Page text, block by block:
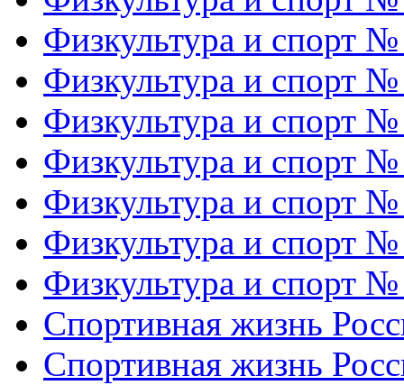
Физкультура и спорт
Физкультура и спорт
Физкультура и спорт
Физкультура и спорт
Физкультура и спорт
Физкультура и спорт
Физкультура и спорт
Спортивная жизнь
Спортивная жизнь